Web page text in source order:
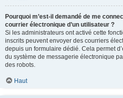
Pourquoi m’est-il demandé de me
courrier électronique d’un utilisateur ?
Si les administrateurs ont activé cette
inscrits peuvent envoyer des courriers
depuis un formulaire dédié. Cela permet
du système de messagerie électronique
des robots.
Haut